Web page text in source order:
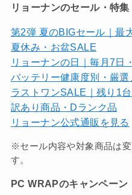
リョーナンのセール・特集
第2弾 夏のBIGセール｜最
夏休み・お盆SALE
リョーナンの日｜毎月7日
バッテリー健康度別・厳
ラストワンSALE｜残り1
訳あり商品・Dランク品
リョーナン公式通販を見る
※セール内容や対象商品は
す。
PC WRAPのキャンペーン